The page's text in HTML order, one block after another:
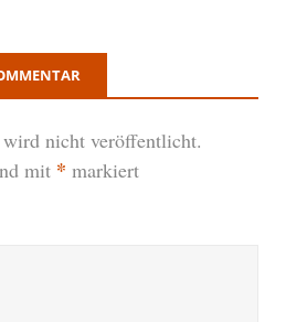
nicht veröffentlicht.
mit * markiert